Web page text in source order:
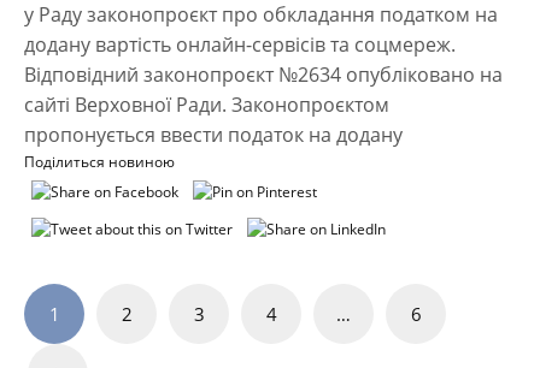
у Раду законопроєкт про обкладання податком на
додану вартість онлайн-сервісів та соцмереж.
Відповідний законопроєкт №2634 опубліковано на
сайті Верховної Ради. Законопроєктом
пропонується ввести податок на додану
Поділиться новиною
Навігація
записів
1 2 3 4 … 6